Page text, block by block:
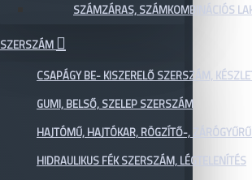
SZÁMZÁRAS, SZÁMKOMBINÁCIÓS
SZERSZÁM
CSAPÁGY BE- KISZERELŐ SZERSZÁM,
GUMI, BELSŐ, SZELEP SZERSZÁM
HAJTÓMŰ, HAJTÓKAR, RÖGZÍTŐ-,
HIDRAULIKUS FÉK SZERSZÁM, LÉGTELENÍTÉS